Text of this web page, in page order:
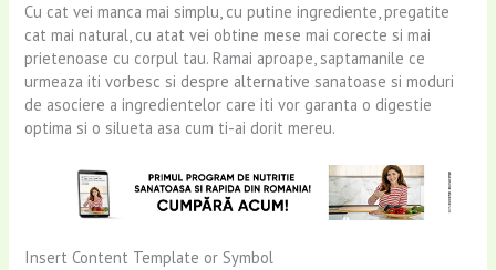
Cu cat vei manca mai simplu, cu putine ingrediente, pregatite
cat mai natural, cu atat vei obtine mese mai corecte si mai
prietenoase cu corpul tau. Ramai aproape, saptamanile ce
urmeaza iti vorbesc si despre alternative sanatoase si moduri
de asociere a ingredientelor care iti vor garanta o digestie
optima si o silueta asa cum ti-ai dorit mereu.
Insert Content Template or Symbol